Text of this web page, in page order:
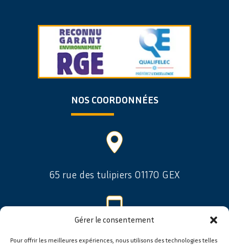
Gérer le consentement
Pour offrir les meilleures expériences, nous utilisons des technologies telles
NOS COORDONNÉES
65 rue des tulipiers 01170 GEX
06 08 16 97 11